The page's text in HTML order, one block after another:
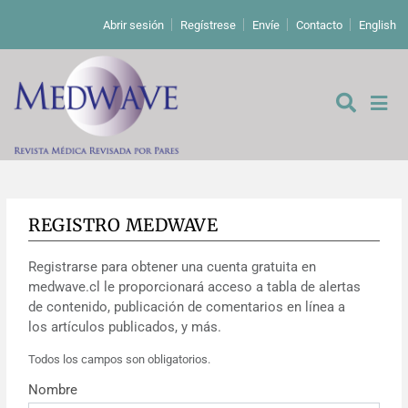
Abrir sesión Regístrese Envíe Contacto English
De los editores
Editoriales
Comentarios
Cartas a los editores
Estudios originales
Estudios cualitativos
REGISTRO MEDWAVE
Registrarse para obtener una cuenta gratuita en
medwave.cl le proporcionará acceso a tabla de alertas
de contenido, publicación de comentarios en línea a
los artículos publicados, y más.
Todos los campos son obligatorios.
Nombre